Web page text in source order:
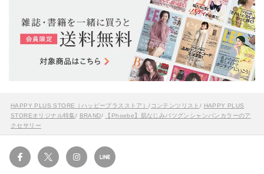
HAPPY PLUS STORE（ハッピープラスストア）/ コンテンツリスト / HAPPY PLUS
STOREオリジナル特集/ BRAND/
【Phoebe】肌なじみバツグンシャンパンカラーのア
クセサリー